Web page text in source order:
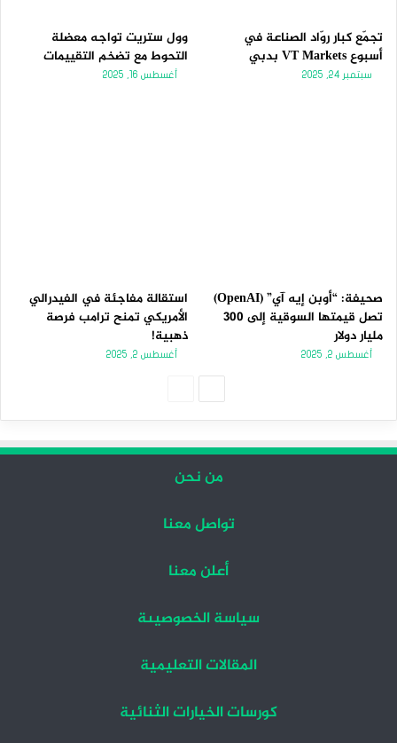
تجمّع كبار روّاد الصناعة في
أسبوع VT Markets بدبي
سبتمبر 24, 2025
وول ستريت تواجه معضلة
التحوط مع تضخم التقييمات
أغسطس 16, 2025
صحيفة: “أوبن إيه آي” (OpenAI)
تصل قيمتها السوقية إلى 300
مليار دولار
أغسطس 2, 2025
استقالة مفاجئة في الفيدرالي
الأمريكي تمنح ترامب فرصة
ذهبية!
أغسطس 2, 2025
من نحن
تواصل معنا
أعلن معنا
سياسة الخصوصيىة
المقالات التعليمية
كورسات الخيارات الثنائية